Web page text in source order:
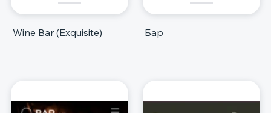
Wine Bar (Exquisite) Бар